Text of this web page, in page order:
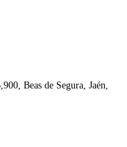
Beas de Segura, Jaén,